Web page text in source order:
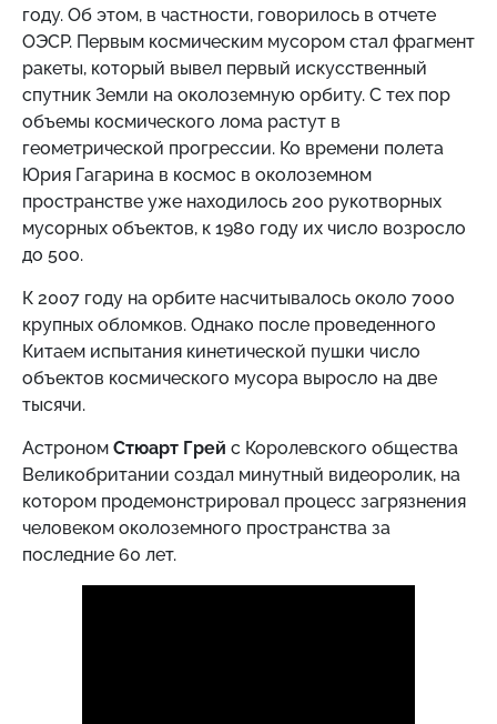
году. Об этом, в частности, говорилось в отчете
ОЭСР. Первым космическим мусором стал фрагмент
ракеты, который вывел первый искусственный
спутник Земли на околоземную орбиту. С тех пор
объемы космического лома растут в
геометрической прогрессии. Ко времени полета
Юрия Гагарина в космос в околоземном
пространстве уже находилось 200 рукотворных
мусорных объектов, к 1980 году их число возросло
до 500.
К 2007 году на орбите насчитывалось около 7000
крупных обломков. Однако после проведенного
Китаем испытания кинетической пушки число
объектов космического мусора выросло на две
тысячи.
Астроном Стюарт Грей с Королевского общества
Великобритании создал минутный видеоролик, на
котором продемонстрировал процесс загрязнения
человеком околоземного пространства за
последние 60 лет.